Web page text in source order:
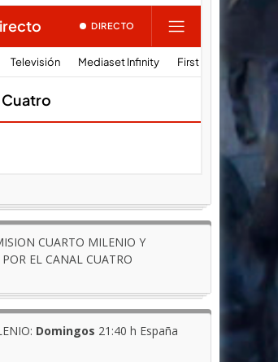
CUARTO MILENIO Y
EL CANAL CUATRO
Domingos 21:40 h España